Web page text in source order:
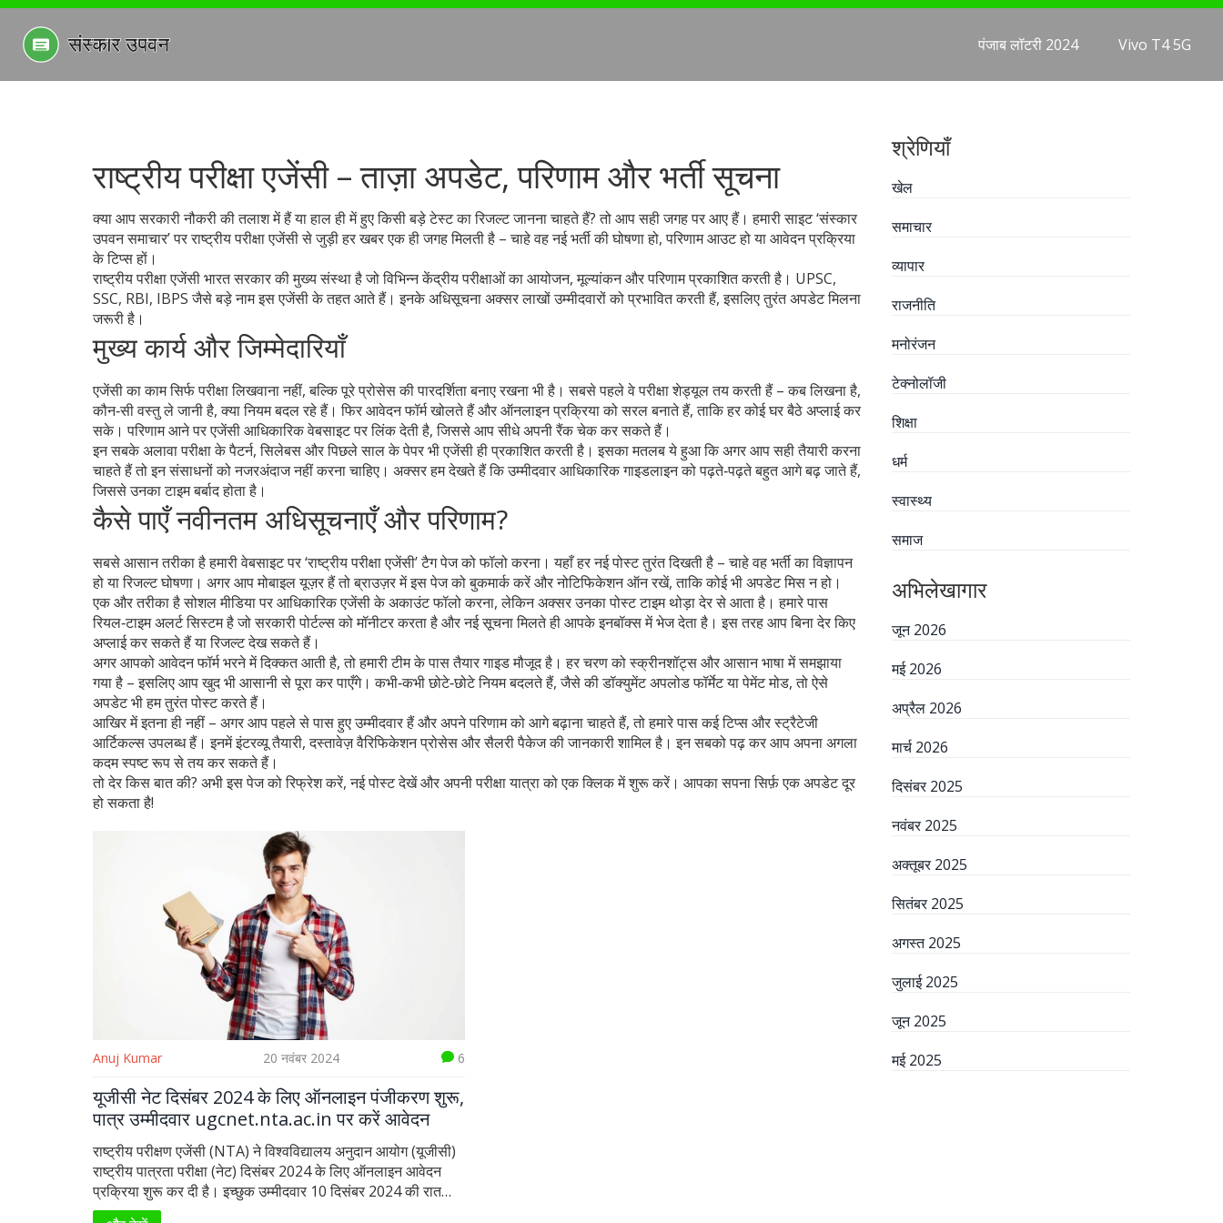
पंजाब लॉटरी 2024 Vivo T4 5G
राष्ट्रीय परीक्षा एजेंसी – ताज़ा अपडेट, परिणाम और भर्ती सूचना
क्या आप सरकारी नौकरी की तलाश में हैं या हाल ही में हुए किसी बड़े टेस्ट का रिजल्ट जानना चाहते हैं? तो आप सही जगह पर आए हैं। हमारी साइट ‘संस्कार
उपवन समाचार’ पर राष्ट्रीय परीक्षा एजेंसी से जुड़ी हर खबर एक ही जगह मिलती है – चाहे वह नई भर्ती की घोषणा हो, परिणाम आउट हो या आवेदन प्रक्रिया
के टिप्स हों।
राष्ट्रीय परीक्षा एजेंसी भारत सरकार की मुख्य संस्था है जो विभिन्न केंद्रीय परीक्षाओं का आयोजन, मूल्यांकन और परिणाम प्रकाशित करती है। UPSC,
SSC, RBI, IBPS जैसे बड़े नाम इस एजेंसी के तहत आते हैं। इनके अधिसूचना अक्सर लाखों उम्मीदवारों को प्रभावित करती हैं, इसलिए तुरंत अपडेट मिलना
जरूरी है।
मुख्य कार्य और जिम्मेदारियाँ
एजेंसी का काम सिर्फ परीक्षा लिखवाना नहीं, बल्कि पूरे प्रोसेस की पारदर्शिता बनाए रखना भी है। सबसे पहले वे परीक्षा शेड्यूल तय करती हैं – कब लिखना है,
कौन‑सी वस्तु ले जानी है, क्या नियम बदल रहे हैं। फिर आवेदन फॉर्म खोलते हैं और ऑनलाइन प्रक्रिया को सरल बनाते हैं, ताकि हर कोई घर बैठे अप्लाई कर
सके। परिणाम आने पर एजेंसी आधिकारिक वेबसाइट पर लिंक देती है, जिससे आप सीधे अपनी रैंक चेक कर सकते हैं।
इन सबके अलावा परीक्षा के पैटर्न, सिलेबस और पिछले साल के पेपर भी एजेंसी ही प्रकाशित करती है। इसका मतलब ये हुआ कि अगर आप सही तैयारी करना
चाहते हैं तो इन संसाधनों को नजरअंदाज नहीं करना चाहिए। अक्सर हम देखते हैं कि उम्मीदवार आधिकारिक गाइडलाइन को पढ़ते‑पढ़ते बहुत आगे बढ़ जाते हैं,
जिससे उनका टाइम बर्बाद होता है।
कैसे पाएँ नवीनतम अधिसूचनाएँ और परिणाम?
सबसे आसान तरीका है हमारी वेबसाइट पर ‘राष्ट्रीय परीक्षा एजेंसी’ टैग पेज को फॉलो करना। यहाँ हर नई पोस्ट तुरंत दिखती है – चाहे वह भर्ती का विज्ञापन
हो या रिजल्ट घोषणा। अगर आप मोबाइल यूज़र हैं तो ब्राउज़र में इस पेज को बुकमार्क करें और नोटिफिकेशन ऑन रखें, ताकि कोई भी अपडेट मिस न हो।
एक और तरीका है सोशल मीडिया पर आधिकारिक एजेंसी के अकाउंट फॉलो करना, लेकिन अक्सर उनका पोस्ट टाइम थोड़ा देर से आता है। हमारे पास
रियल‑टाइम अलर्ट सिस्टम है जो सरकारी पोर्टल्स को मॉनीटर करता है और नई सूचना मिलते ही आपके इनबॉक्स में भेज देता है। इस तरह आप बिना देर किए
अप्लाई कर सकते हैं या रिजल्ट देख सकते हैं।
अगर आपको आवेदन फॉर्म भरने में दिक्कत आती है, तो हमारी टीम के पास तैयार गाइड मौजूद है। हर चरण को स्क्रीनशॉट्स और आसान भाषा में समझाया
गया है – इसलिए आप खुद भी आसानी से पूरा कर पाएँगे। कभी‑कभी छोटे‑छोटे नियम बदलते हैं, जैसे की डॉक्युमेंट अपलोड फॉर्मेट या पेमेंट मोड, तो ऐसे
अपडेट भी हम तुरंत पोस्ट करते हैं।
आखिर में इतना ही नहीं – अगर आप पहले से पास हुए उम्मीदवार हैं और अपने परिणाम को आगे बढ़ाना चाहते हैं, तो हमारे पास कई टिप्स और स्ट्रैटेजी
आर्टिकल्स उपलब्ध हैं। इनमें इंटरव्यू तैयारी, दस्तावेज़ वैरिफिकेशन प्रोसेस और सैलरी पैकेज की जानकारी शामिल है। इन सबको पढ़ कर आप अपना अगला
कदम स्पष्ट रूप से तय कर सकते हैं।
तो देर किस बात की? अभी इस पेज को रिफ्रेश करें, नई पोस्ट देखें और अपनी परीक्षा यात्रा को एक क्लिक में शुरू करें। आपका सपना सिर्फ़ एक अपडेट दूर
हो सकता है!
Anuj Kumar 20 नवंबर 2024 6
यूजीसी नेट दिसंबर 2024 के लिए ऑनलाइन पंजीकरण शुरू,
पात्र उम्मीदवार ugcnet.nta.ac.in पर करें आवेदन
राष्ट्रीय परीक्षण एजेंसी (NTA) ने विश्वविद्यालय अनुदान आयोग (यूजीसी)
राष्ट्रीय पात्रता परीक्षा (नेट) दिसंबर 2024 के लिए ऑनलाइन आवेदन
प्रक्रिया शुरू कर दी है। इच्छुक उम्मीदवार 10 दिसंबर 2024 की रात
11:50 बजे तक आधिकारिक वेबसाइट ugcnet.nta.ac.in पर आवेदन
श्रेणियाँ
खेल
समाचार
व्यापार
राजनीति
मनोरंजन
टेक्नोलॉजी
शिक्षा
धर्म
स्वास्थ्य
समाज
अभिलेखागार
जून 2026
मई 2026
अप्रैल 2026
मार्च 2026
दिसंबर 2025
नवंबर 2025
अक्तूबर 2025
सितंबर 2025
अगस्त 2025
जुलाई 2025
जून 2025
मई 2025